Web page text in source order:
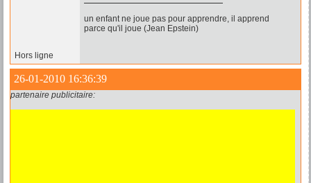
un enfant ne joue pas pour apprendre, il apprend
parce qu'il joue (Jean Epstein)
Hors ligne
26-01-2010 16:36:39
partenaire publicitaire: